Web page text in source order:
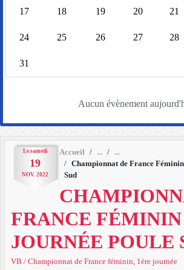
Le samedi
19
NOV. 2022
Accueil
Championnat de France
Sud
FRANCE FÉMININ
JOURNÉE POULE
VB / Championnat de France féminin, 1ère journée
17 18 19 20 21
24 25 26 27 28
31
Aucun évènement